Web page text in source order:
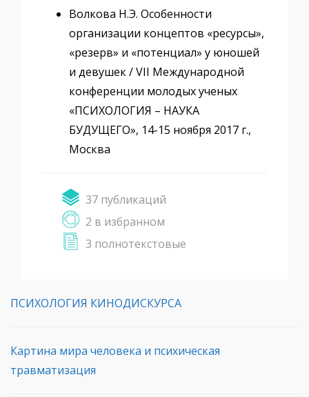
Волкова Н.Э. Особенности
организации концептов «ресурсы»,
«резерв» и «потенциал» у юношей
и девушек / VII Международной
конференции молодых ученых
«ПСИХОЛОГИЯ – НАУКА
БУДУЩЕГО», 14-15 ноября 2017 г.,
Москва
37 публикаций
2 в избранном
3 полнотекстовые
ПСИХОЛОГИЯ КИНОДИСКУРСА
Картина мира человека и психическая
травматизация